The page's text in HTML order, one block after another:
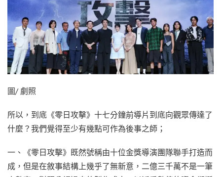
圖/ 劇照
所以，到底《零日攻擊》十七分鐘前導片到底向觀眾傳達了
什麼？我們覺得至少有幾點可作為後事之師；
一、《零日攻擊》既然號稱由十位金獎導演團隊聯手打造而
成，但是在敘事結構上幾乎了無新意，二億三千萬不是一筆